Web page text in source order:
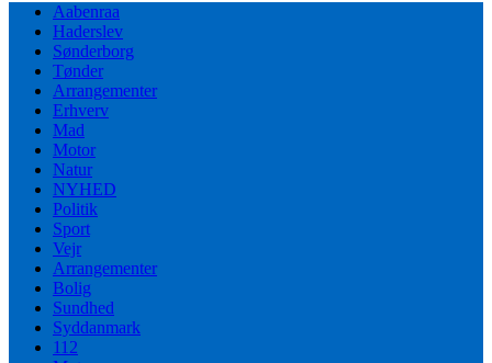
Aabenraa
Haderslev
Sønderborg
Tønder
Arrangementer
Erhverv
Mad
Motor
Natur
NYHED
Politik
Sport
Vejr
Arrangementer
Bolig
Sundhed
Syddanmark
112